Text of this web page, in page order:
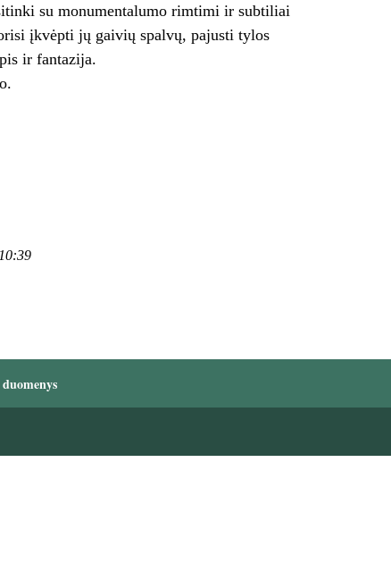
su monumentalumo rimtimi ir subtiliai
įkvėpti jų gaivių spalvų, pajusti tylos
ir fantazija.